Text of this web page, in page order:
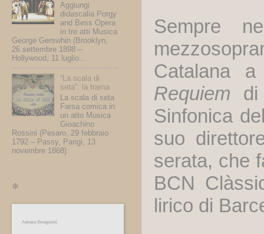
Sempre
Catalana
Requiem di
Sinfonica
suo
serata, che
BCN
lirico di
Aggiungi
didascalia Porgy
and Bess Opera
in tre atti Musica
George Gerswhin (Brooklyn,
26 settembre 1898 –
Hollywood, 11 luglio...
“La scala di
seta”: la trama
La scala di seta
Farsa comica in
un atto Musica
Gioachino
Rossini (Pesaro, 29 febbraio
1792 – Passy, Parigi, 13
novembre 1868)
*